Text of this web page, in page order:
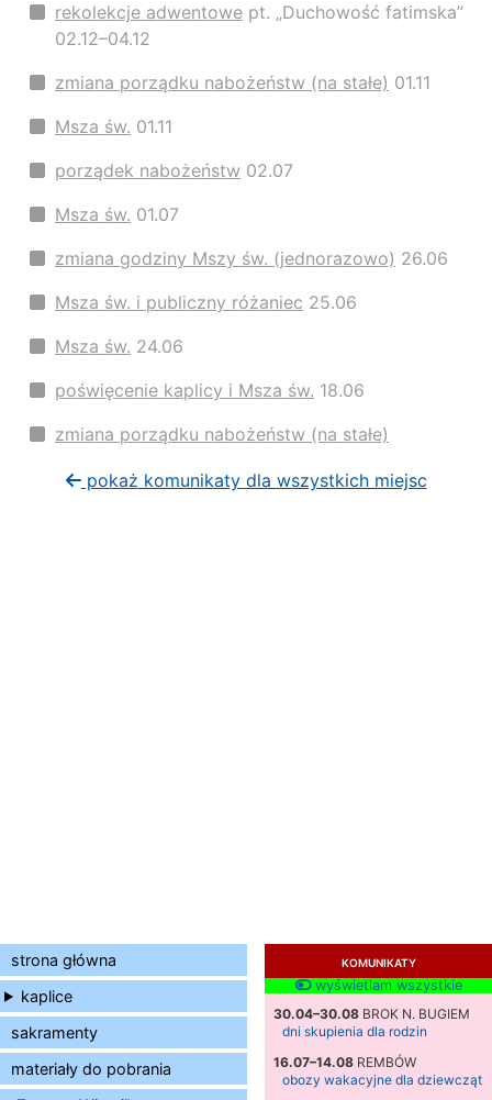
strona główna
kaplice
sakramenty
materiały do pobrania
KOMUNIKATY
wyświetlam wszystkie
30.04–30.08 BROK N. BUGIEM
dni skupienia dla rodzin
16.07–14.08 REMBÓW
obozy wakacyjne dla dziewcząt
rekolekcje adwentowe pt. „Duchowość fatimska”
02.12–04.12
zmiana porządku nabożeństw (na stałe) 01.11
Msza św. 01.11
porządek nabożeństw 02.07
Msza św. 01.07
zmiana godziny Mszy św. (jednorazowo) 26.06
Msza św. i publiczny różaniec 25.06
Msza św. 24.06
poświęcenie kaplicy i Msza św. 18.06
zmiana porządku nabożeństw (na stałe)
pokaż komunikaty dla wszystkich miejsc